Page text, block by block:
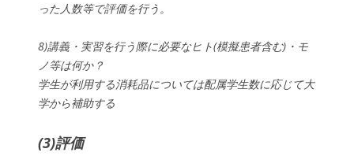
った人数等で評価を行う。
8)講義・実習を行う際に必要なヒト(模擬患者含む)・モ
ノ等は何か？
学生が利用する消耗品については配属学生数に応じて大
学から補助する
(3)評価